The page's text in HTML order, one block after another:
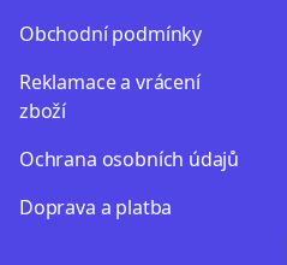
Obchodní podmínky
Reklamace a vrácení
zboží
Oсhrana osobních údajů
Doprava a platba